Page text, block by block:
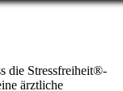
die Stressfreiheit®-
ärztliche